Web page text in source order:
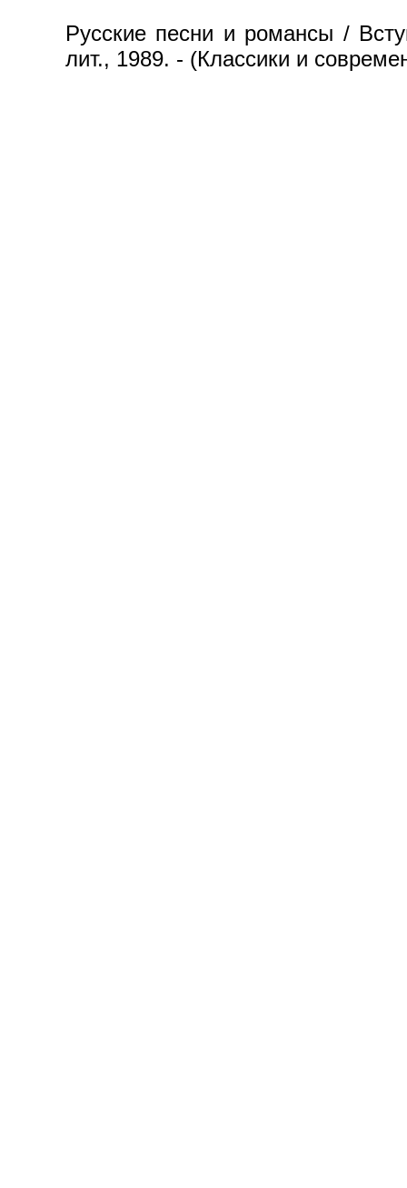
Русские песни и романсы /
лит., 1989. - (Классики и